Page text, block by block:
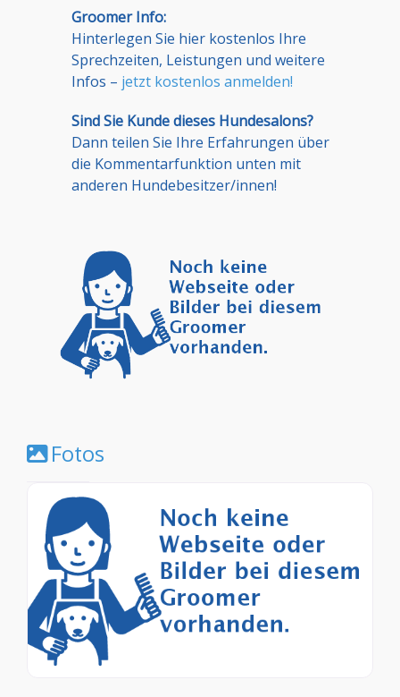
Groomer Info:
Hinterlegen Sie hier kostenlos Ihre
Sprechzeiten, Leistungen und weitere
Infos – jetzt kostenlos anmelden!
Sind Sie Kunde dieses Hundesalons?
Dann teilen Sie Ihre Erfahrungen über
die Kommentarfunktion unten mit
anderen Hundebesitzer/innen!
Fotos